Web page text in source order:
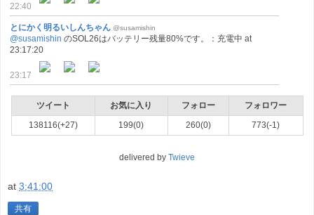
22:40
とにかく明るいしんちゃん @susamishin
@susamishin のSOL26はバッテリー残量80%です。：充電中 at
23:17:20
23:17
ツイート お気に入り フォロー
フォロワー
138116(+27)
199(0) 260(0) 773(-1)
delivered by Twieve
at 3:41:00
共有